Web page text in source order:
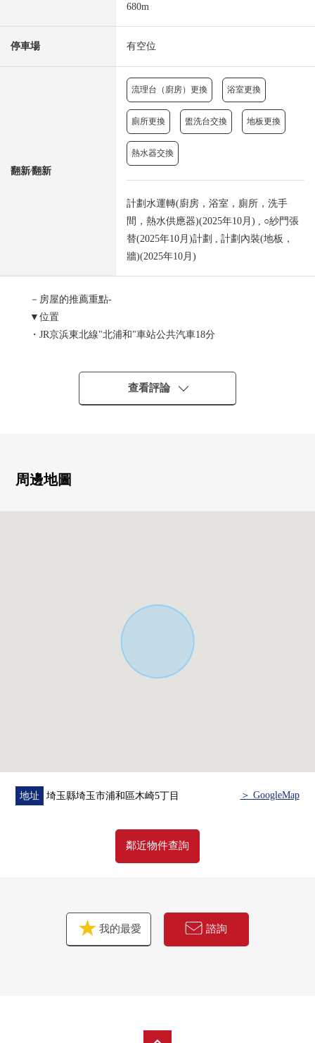
680m
停車場 有空位
翻新⁄翻新
流理台（廚房）更換 浴室更換
廁所更換 盥洗台交換 地板更換
熱水器交換
計劃水運轉(廚房，浴室，廁所，洗手
間，熱水供應器)(2025年10月) , ○紗門張
替(2025年10月)計劃 , 計劃內裝(地板，
牆)(2025年10月)
－房屋的推薦重點-
▼位置
・JR京浜東北線"北浦和"車站公共汽車18分
・木造2階建，3LDK住宅
▼房間的特徴
▼翻新內容(2025年10月實施)
・廚房交換，整體衛浴交換，
廁所更換，盥洗台交換
・Welcia浦和木崎商店步行9分鐘(約680m)
房屋的詳細、需討論是如感興趣,歡迎請隨時聯繫我們。
查看評論
周邊地圖
地址 埼玉縣埼玉市浦和區木崎5丁目 ＞ GoogleMap
鄰近物件查詢
我的最愛 諮詢